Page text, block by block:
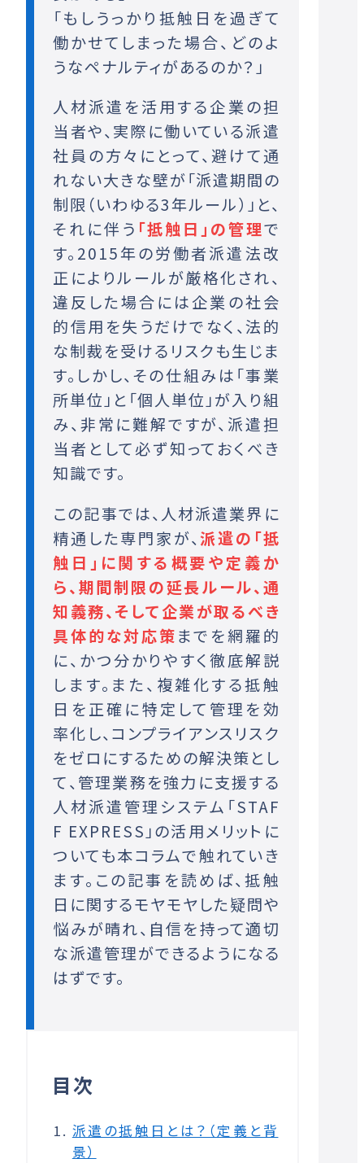
「もしうっかり抵触日を過ぎて
働かせてしまった場合、どのよ
うなペナルティがあるのか？」
人材派遣を活用する企業の担
当者や、実際に働いている派遣
社員の方々にとって、避けて通
れない大きな壁が「派遣期間の
制限（いわゆる3年ルール）」と、
それに伴う 「抵触日」の管理で
す。2015年の労働者派遣法改
正によりルールが厳格化され、
違反した場合には企業の社会
的信用を失うだけでなく、法的
な制裁を受けるリスクも生じま
す。しかし、その仕組みは「事業
所単位」と「個人単位」が入り組
み、非常に難解ですが、派遣担
当者として必ず知っておくべき
知識です。
この記事では、人材派遣業界に
精通した専門家が、 派遣の「抵
触日」に関する概要や定義か
ら、期間制限の延長ルール、通
知義務、そして企業が取るべき
具体的な対応策までを網羅的
に、かつ分かりやすく徹底解説
します。また、複雑化する抵触
日を正確に特定して管理を効
率化し、コンプライアンスリスク
をゼロにするための解決策とし
て、管理業務を強力に支援する
人材派遣管理システム「STAF
F EXPRESS」の活用メリットに
ついても本コラムで触れていき
ます。この記事を読めば、抵触
日に関するモヤモヤした疑問や
悩みが晴れ、自信を持って適切
な派遣管理ができるようになる
はずです。
目次
派遣の抵触日とは？（定義と背
景）